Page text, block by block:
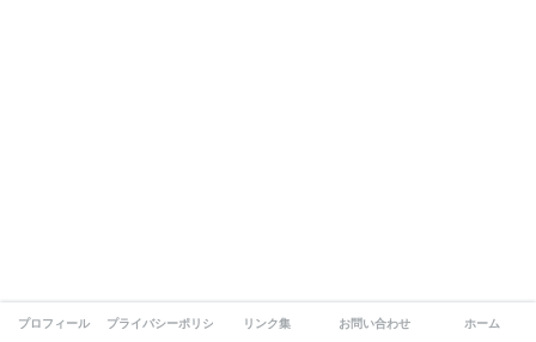
プロフィール プライバシーポリシー リンク集 お問い合わせ ホーム